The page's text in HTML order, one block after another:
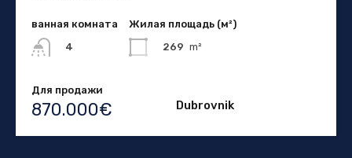
ванная комната
4
Жилая площадь (м²)
269 m²
Для продажи
870.000€ Dubrovnik